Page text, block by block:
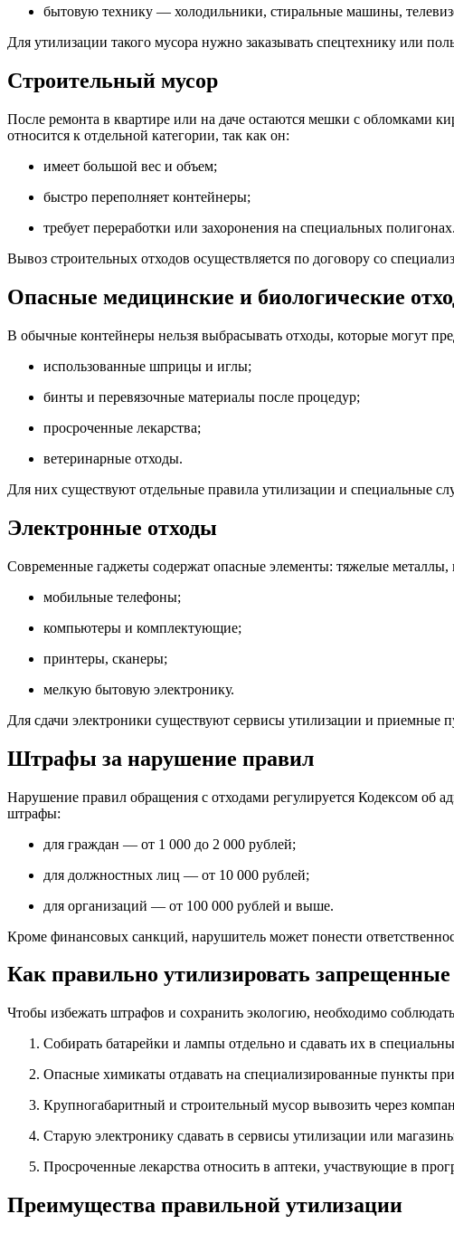
бытовую технику — холодильники, стиральные машины,
Для утилизации такого мусора нужно заказывать спецтехнику или
Строительный мусор
После ремонта в квартире или на даче остаются мешки с обломками
относится к отдельной категории, так как он:
имеет большой вес и объем;
быстро переполняет контейнеры;
требует переработки или захоронения на специальных полигонах.
Вывоз строительных отходов осуществляется по договору со
Опасные медицинские и биологические
В обычные контейнеры нельзя выбрасывать отходы, которые могут
использованные шприцы и иглы;
бинты и перевязочные материалы после процедур;
просроченные лекарства;
ветеринарные отходы.
Для них существуют отдельные правила утилизации и специальные
Электронные отходы
Современные гаджеты содержат опасные элементы: тяжелые
мобильные телефоны;
компьютеры и комплектующие;
принтеры, сканеры;
мелкую бытовую электронику.
Для сдачи электроники существуют сервисы утилизации и приемные
Штрафы за нарушение правил
Нарушение правил обращения с отходами регулируется Кодексом
штрафы:
для граждан — от 1 000 до 2 000 рублей;
для должностных лиц — от 10 000 рублей;
для организаций — от 100 000 рублей и выше.
Кроме финансовых санкций, нарушитель может понести
Как правильно утилизировать запрещенные
Чтобы избежать штрафов и сохранить экологию, необходимо
Собирать батарейки и лампы отдельно и сдавать их в
Опасные химикаты отдавать на специализированные пункты
Крупногабаритный и строительный мусор вывозить через
Старую электронику сдавать в сервисы утилизации или
Просроченные лекарства относить в аптеки, участвующие в
Преимущества правильной утилизации